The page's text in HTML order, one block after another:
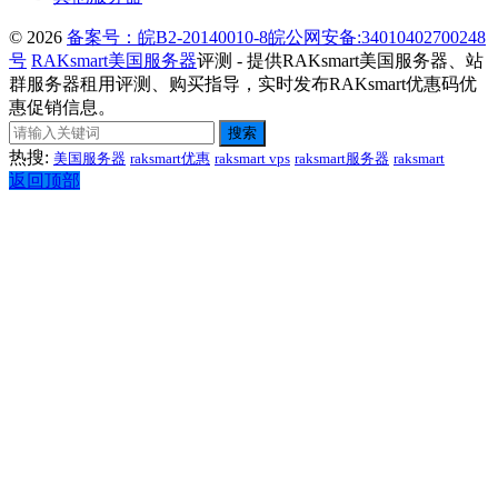
© 2026 备案号：皖B2-20140010-8皖公网安备:34010402700248
号 RAKsmart美国服务器评测 - 提供RAKsmart美国服务器、站
群服务器租用评测、购买指导，实时发布RAKsmart优惠码优
惠促销信息。
搜索
热搜: 美国服务器 raksmart优惠 raksmart vps raksmart服务器 raksmart
返回顶部